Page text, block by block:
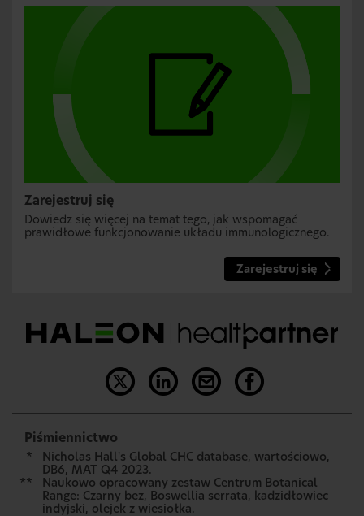
Zarejestruj się
Dowiedz się więcej na temat tego, jak wspomagać
prawidłowe funkcjonowanie układu immunologicznego.
Zarejestruj się
Piśmiennictwo
*
Nicholas Hall's Global CHC database, wartościowo,
DB6, MAT Q4 2023.
**
Naukowo opracowany zestaw Centrum Botanical
Range: Czarny bez, Boswellia serrata, kadzidłowiec
indyjski, olejek z wiesiołka.